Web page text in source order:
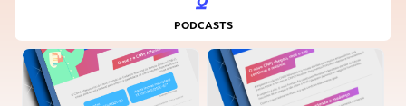
PODCASTS